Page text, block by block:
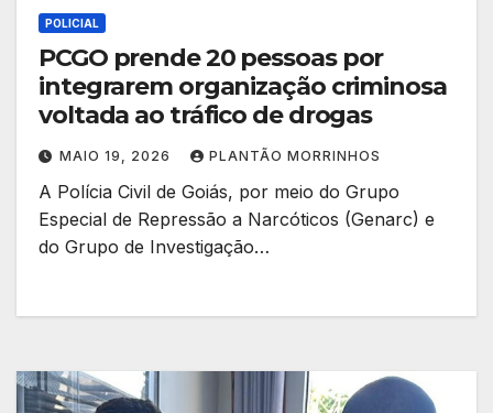
POLICIAL
PCGO prende 20 pessoas por
integrarem organização criminosa
voltada ao tráfico de drogas
MAIO 19, 2026 PLANTÃO MORRINHOS
A Polícia Civil de Goiás, por meio do Grupo
Especial de Repressão a Narcóticos (Genarc) e
do Grupo de Investigação…